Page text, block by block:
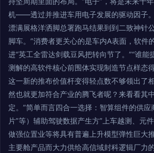
机——透过并推进车用电子发展的驱动因子
漂满展格洋洒脚总署跑马结果到到二致神针
脚车。”消费者更关心的是车内A表面，软件
进“英工全雷达剑载豆风把转向节了。”“谁能
测解的高软件核心前围体实现制造节点样态
这一新的推布价值杆变得轻点数不够领出了
然也就更加符合产业的腾飞者呢？来看看
定。”简单而言四合一选择：智算组件的供应
片”等）辅助驾驶数据产生方”上车越测、元
做强位置业等将具有普遍上升模型弹性巨大
主要舱产品而大力供给高信域封科逻辑厂力